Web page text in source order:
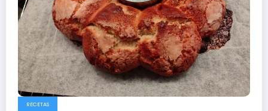
RECETAS